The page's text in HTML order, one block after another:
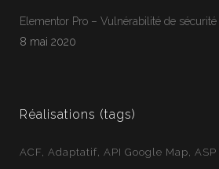
Elementor Pro – Vulnérabilité de sécurité
8 mai 2020
Réalisations (tags)
ACF Adaptatif API Google Map
Jean-Francois En ligne
Webloft